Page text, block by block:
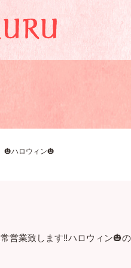
🎃ハロウィン🎃
営業致します‼️ハロウィン🎃